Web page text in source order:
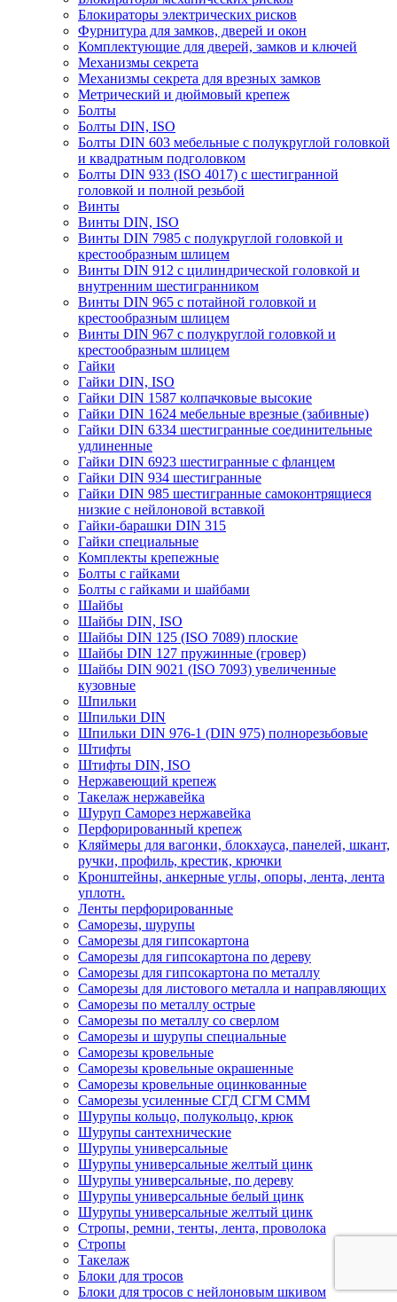
Блокираторы электрических рисков
Фурнитура для замков, дверей и окон
Комплектующие для дверей, замков и ключей
Механизмы секрета
Механизмы секрета для врезных замков
Метрический и дюймовый крепеж
Болты
Болты DIN, ISO
Болты DIN 603 мебельные с полукруглой головкой
и квадратным подголовком
Болты DIN 933 (ISO 4017) с шестигранной
головкой и полной резьбой
Винты
Винты DIN, ISO
Винты DIN 7985 с полукруглой головкой и
крестообразным шлицем
Винты DIN 912 с цилиндрической головкой и
внутренним шестигранником
Винты DIN 965 с потайной головкой и
крестообразным шлицем
Винты DIN 967 с полукруглой головкой и
крестообразным шлицем
Гайки
Гайки DIN, ISO
Гайки DIN 1587 колпачковые высокие
Гайки DIN 1624 мебельные врезные (забивные)
Гайки DIN 6334 шестигранные соединительные
удлиненные
Гайки DIN 6923 шестигранные с фланцем
Гайки DIN 934 шестигранные
Гайки DIN 985 шестигранные самоконтрящиеся
низкие с нейлоновой вставкой
Гайки-барашки DIN 315
Гайки специальные
Комплекты крепежные
Болты с гайками
Болты с гайками и шайбами
Шайбы
Шайбы DIN, ISO
Шайбы DIN 125 (ISO 7089) плоские
Шайбы DIN 127 пружинные (гровер)
Шайбы DIN 9021 (ISO 7093) увеличенные
кузовные
Шпильки
Шпильки DIN
Шпильки DIN 976-1 (DIN 975) полнорезьбовые
Штифты
Штифты DIN, ISO
Нержавеющий крепеж
Такелаж нержавейка
Шуруп Саморез нержавейка
Перфорированный крепеж
Кляймеры для вагонки, блокхауса, панелей, шкант,
ручки, профиль, крестик, крючки
Кронштейны, анкерные углы, опоры, лента, лента
уплотн.
Ленты перфорированные
Саморезы, шурупы
Саморезы для гипсокартона
Саморезы для гипсокартона по дереву
Саморезы для гипсокартона по металлу
Саморезы для листового металла и направляющих
Саморезы по металлу острые
Саморезы по металлу со сверлом
Саморезы и шурупы специальные
Саморезы кровельные
Саморезы кровельные окрашенные
Саморезы кровельные оцинкованные
Саморезы усиленные СГД СГМ СММ
Шурупы кольцо, полукольцо, крюк
Шурупы сантехнические
Шурупы универсальные
Шурупы универсальные желтый цинк
Шурупы универсальные, по дереву
Шурупы универсальные белый цинк
Шурупы универсальные желтый цинк
Стропы, ремни, тенты, лента, проволока
Стропы
Такелаж
Блоки для тросов
Блоки для тросов с нейлоновым шкивом